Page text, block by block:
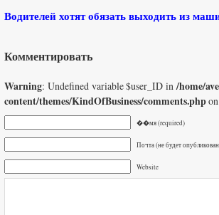
Водителей хотят обязать выходить из
Комментировать
Warning: Undefined variable $user_ID in/home/
content/themes/KindOfBusiness/comments.php
��мя (required)
Почта (не будет
Website